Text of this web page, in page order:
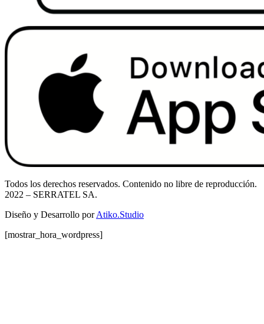
Todos los derechos reservados. Contenido no libre de reproducción.
2022 – SERRATEL SA.
Diseño y Desarrollo porAtiko.Studio
[mostrar_hora_wordpress]